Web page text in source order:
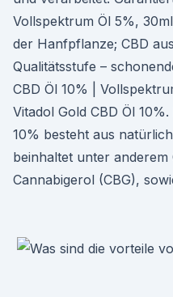
Vollspektrum Öl 5%,
der Hanfpflanze; CBD
Qualitätsstufe –
CBD Öl 10% |
Vitadol Gold CBD Öl
10% besteht aus
beinhaltet unter anderem
Cannabigerol (CBG),